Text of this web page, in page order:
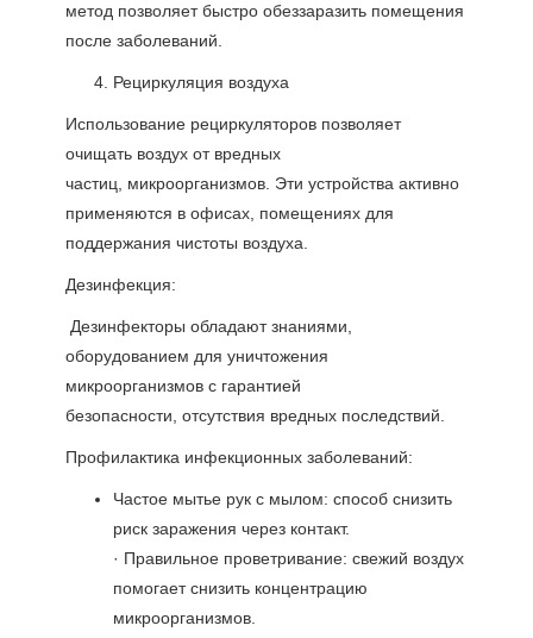
метод позволяет быстро обеззаразить помещения
после заболеваний.
Рециркуляция воздуха
Использование рециркуляторов позволяет
очищать воздух от вредных
частиц, микроорганизмов. Эти устройства активно
применяются в офисах, помещениях для
поддержания чистоты воздуха.
Дезинфекция:
Дезинфекторы обладают знаниями,
оборудованием для уничтожения
микроорганизмов с гарантией
безопасности, отсутствия вредных последствий.
Профилактика инфекционных заболеваний:
Частое мытье рук с мылом: способ снизить
риск заражения через контакт.
· Правильное проветривание: свежий воздух
помогает снизить концентрацию
микроорганизмов.